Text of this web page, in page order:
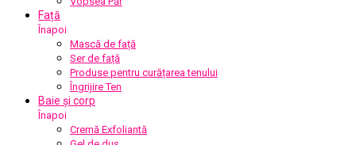
Față
Înapoi
Mască de față
Ser de față
Produse pentru curățarea tenului
Îngrijire Ten
Baie și corp
Înapoi
Cremă Exfoliantă